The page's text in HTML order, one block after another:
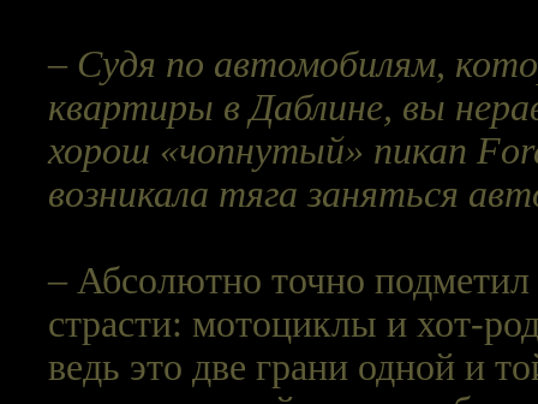
– Судя по автомобилям,
квартиры в Даблине, вы
хорош «чопнутый» пикап
возникала тяга заняться
– Абсолютно точно
страсти: мотоциклы и хот-
ведь это две грани одной и